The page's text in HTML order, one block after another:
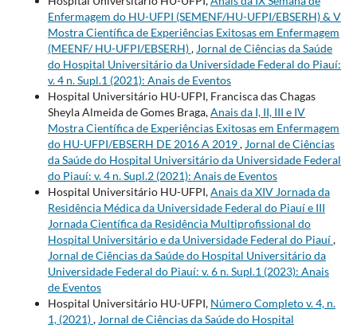
Enfermagem do HU-UFPI (SEMENF/HU-UFPI/EBSERH) & V
Mostra Científica de Experiências Exitosas em Enfermagem
(MEENF/ HU-UFPI/EBSERH), Jornal de Ciências da Saúde
do Hospital Universitário da Universidade Federal do Piauí:
v. 4 n. Supl.1 (2021): Anais de Eventos
Hospital Universitário HU-UFPI, Francisca das Chagas
Sheyla Almeida de Gomes Braga,Anais da I, II, III e IV
Mostra Científica de Experiências Exitosas em Enfermagem
do HU-UFPI/EBSERH DE 2016 A 2019, Jornal de Ciências
da Saúde do Hospital Universitário da Universidade Federal
do Piauí: v. 4 n. Supl.2 (2021): Anais de Eventos
Hospital Universitário HU-UFPI,Anais da XIV Jornada da
Residência Médica da Universidade Federal do Piauí e III
Jornada Científica da Residência Multiprofissional do
Hospital Universitário e da Universidade Federal do Piauí,
Jornal de Ciências da Saúde do Hospital Universitário da
Universidade Federal do Piauí: v. 6 n. Supl.1 (2023): Anais
de Eventos
Hospital Universitário HU-UFPI, Número Completo v. 4, n.
1, (2021), Jornal de Ciências da Saúde do Hospital